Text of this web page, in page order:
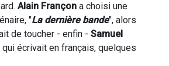
Alain Françon a choisi une
"La dernière bande", alors
de toucher - enfin - Samuel
écrivait en français, quelques